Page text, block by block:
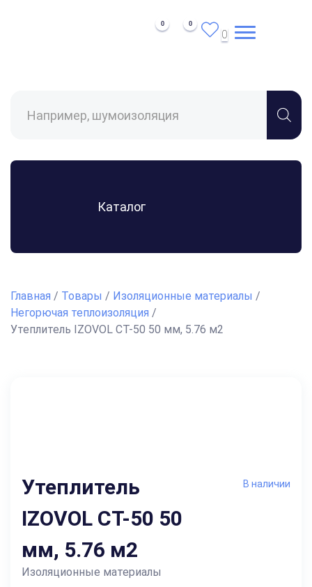
0 0
0
Каталог
Главная / Товары / Изоляционные материалы /
Негорючая теплоизоляция /
Утеплитель IZOVOL СТ-50 50 мм, 5.76 м2
Утеплитель
IZOVOL СТ-50 50
мм, 5.76 м2
Изоляционные материалы
В наличии